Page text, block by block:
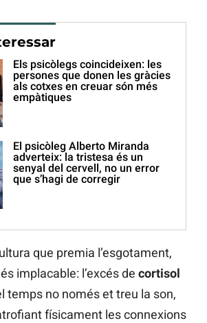
Els psicòlegs coincideixen: les
persones que donen les gràcies
als cotxes en creuar són més
empàtiques
El psicòleg Alberto Miranda
adverteix: la tristesa és un
senyal del cervell, no un error
que s’hagi de corregir
que premia l’esgotament,
implacable: l’excés de cortisol
temps no només et treu la son,
físicament les connexions